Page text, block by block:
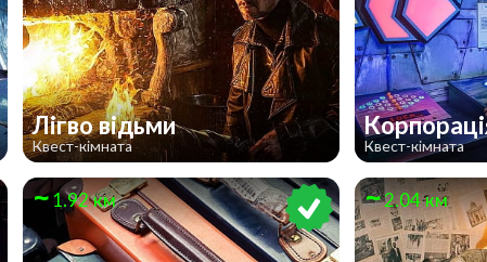
Лігво відьми
Квест-кімната Квест-кімната
1.92 км 2.04 км